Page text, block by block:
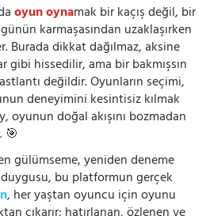
oyun oynamak bir kaçış değil, bir
karmaşasından uzaklaşırken
Burada dikkat dağılmaz, aksine
gibi hissedilir, ama bir bakmışsın
değildir. Oyunların seçimi,
deneyimini kesintisiz kılmak
oyunun doğal akışını bozmadan
🎯
gülümseme, yeniden deneme
bu platformun gerçek
, her yaştan oyuncu için oyunu